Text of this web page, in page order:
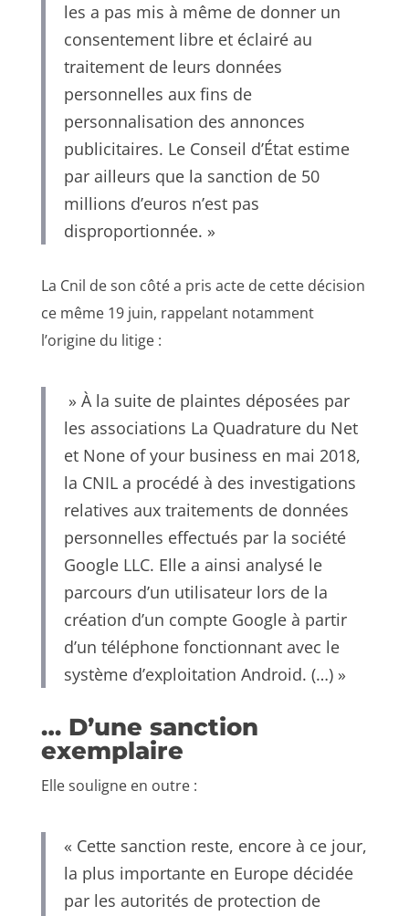
les a pas mis à même de donner un
consentement libre et éclairé au
traitement de leurs données
personnelles aux fins de
personnalisation des annonces
publicitaires. Le Conseil d’État estime
par ailleurs que la sanction de 50
millions d’euros n’est pas
disproportionnée. »
La Cnil de son côté a pris acte de cette décision
ce même 19 juin, rappelant notamment
l’origine du litige :
» À la suite de plaintes déposées par
les associations La Quadrature du Net
et None of your business en mai 2018,
la CNIL a procédé à des investigations
relatives aux traitements de données
personnelles effectués par la société
Google LLC. Elle a ainsi analysé le
parcours d’un utilisateur lors de la
création d’un compte Google à partir
d’un téléphone fonctionnant avec le
système d’exploitation Android. (…) »
… D’une sanction
exemplaire
Elle souligne en outre :
« Cette sanction reste, encore à ce jour,
la plus importante en Europe décidée
par les autorités de protection de